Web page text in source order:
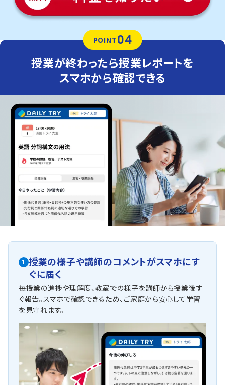
POINT04
授業が終わったら授業レポートを
スマホから確認できる
1
授業の様子や講師のコメントがスマホにす
ぐに届く
毎授業の進捗や理解度、教室での様子を講師から授業後す
ぐ報告。スマホで確認できるため、ご家庭から安心して学習
を見守れます。